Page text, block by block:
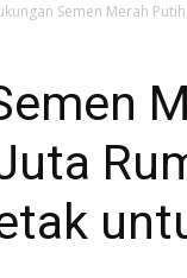
Semen Merah